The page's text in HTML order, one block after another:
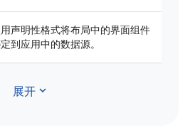
声明性格式将布局中的界面组件
到应用中的数据源。
展开 expand_more